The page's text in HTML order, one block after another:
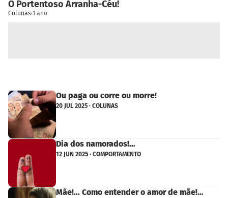
O Portentoso Arranha-Céu!
Colunas·1 ano
Ou paga ou corre ou morre!
20 JUL 2025 · COLUNAS
Dia dos namorados!…
12 JUN 2025 · COMPORTAMENTO
Mãe!… Como entender o amor de mãe!…